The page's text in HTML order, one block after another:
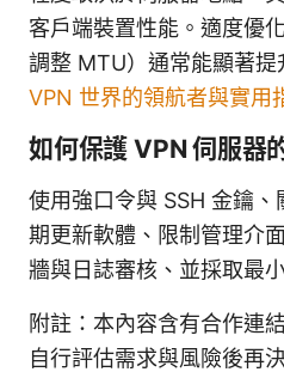
客戶端裝置性能。適度優
調整 MTU）通常能顯著提
VPN 世界的領航者與實用
如何保護 VPN 伺服器
使用強口令與 SSH 金鑰
期更新軟體、限制管理介
牆與日誌審核、並採取最
附註：本內容含有合作連
自行評估需求與風險後再